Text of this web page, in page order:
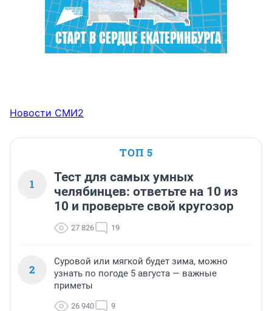
Новости СМИ2
ТОП 5
1
Тест для самых умных
челябинцев: ответьте на 10 из
10 и проверьте свой кругозор
27 826 19
2
Суровой или мягкой будет зима, можно
узнать по погоде 5 августа — важные
приметы
26 940 9